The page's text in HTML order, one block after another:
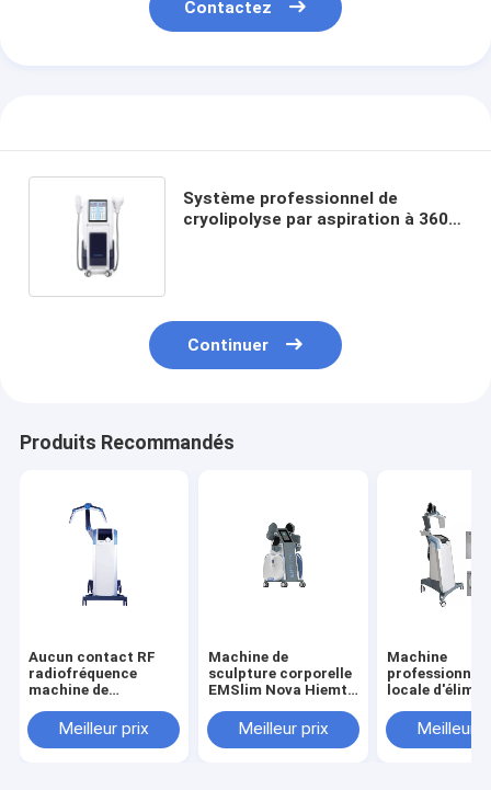
Contactez
Système professionnel de
cryolipolyse par aspiration à 360°
Continuer
Produits Recommandés
Aucun contact RF
radiofréquence
machine de
sur le prix de vente
de l'usine
Meilleur prix
Machine de
sculpture corporelle
EMSlim Nova Hiemt
massage EMS pour
sculpter le corps,
Meilleur prix
Machine
locale
Technologie
contact
Meilleur